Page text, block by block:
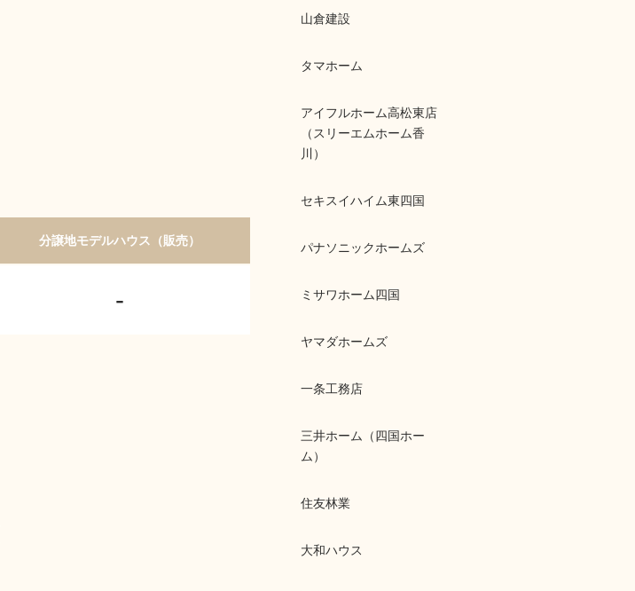
分譲地モデルハウス（販売）
-
山倉建設
タマホーム
アイフルホーム高松東店
（スリーエムホーム香
川）
セキスイハイム東四国
パナソニックホームズ
ミサワホーム四国
ヤマダホームズ
一条工務店
三井ホーム（四国ホー
ム）
住友林業
大和ハウス